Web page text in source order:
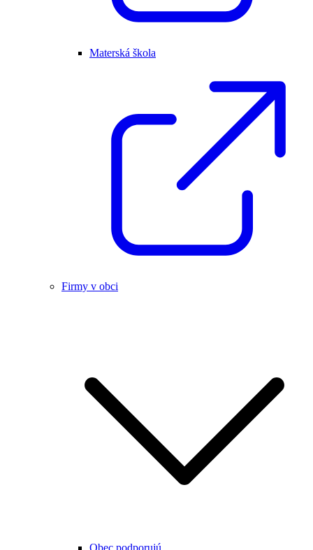
Materská škola
Firmy v obci